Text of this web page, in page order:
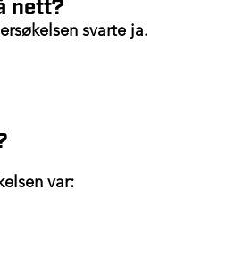
svarte ja.
var: